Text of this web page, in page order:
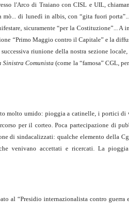
l'Arco di Traiano con CISL e UIL,
mò... di lunedì in albis, con “gita fuori
sicuramente “per la Costituzione”...
“Primo Maggio contro il Capitale” e la
riunione della nostra sezione
Sinistra Comunista (come la “famosa” CGL,
molto umido: pioggia a catinelle, i portici di
per il corteo. Poca partecipazione di
di sindacalizzati: qualche elemento della
venivano accettati e ricercati. La
al “Presidio internazionalista contro